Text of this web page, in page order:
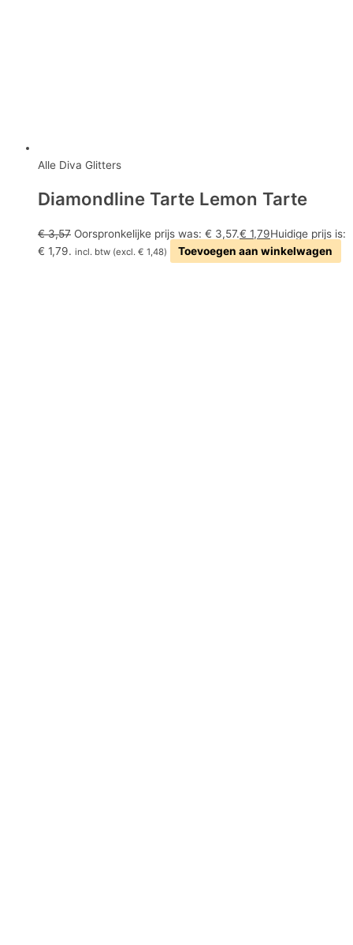
Alle Diva Glitters
Diamondline Tarte Lemon Tarte
€3,57 Oorspronkelijke prijs was: € 3,57.€ 1,79Huidige prijs is:
€ 1,79. incl. btw (excl. € 1,48) Toevoegen aan winkelwagen